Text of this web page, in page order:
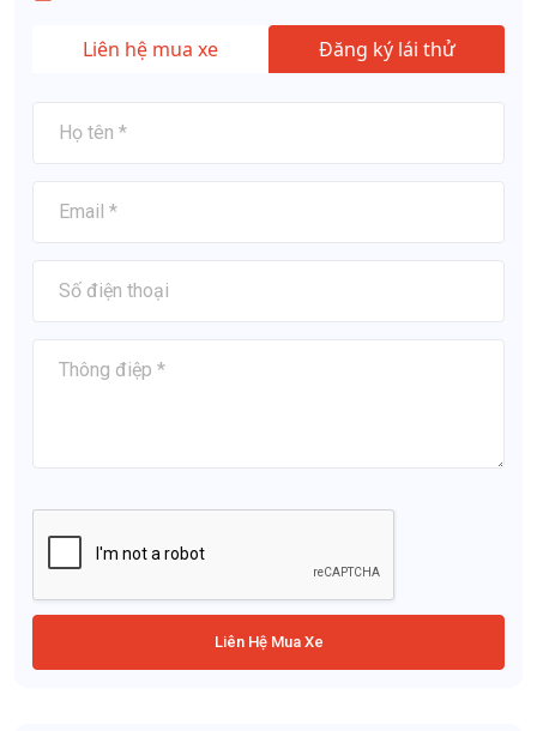
Liên hệ mua xe Đăng ký lái thử
Liên Hệ Mua Xe